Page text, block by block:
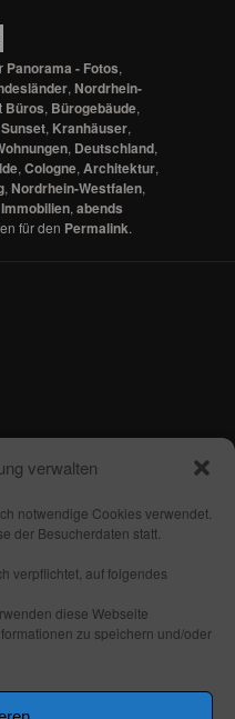
verwalten
notwendige Cookies verwendet.
der Besucherdaten statt.
verpflichtet, auf folgendes
diese Webseite
zu speichern und/oder
Panorama - Fotos,
, Nordrhein-
Büros, Bürogebäude,
Sunset, Kranhäuser,
, Deutschland,
,Cologne, Architektur,
, Nordrhein-Westfalen,
Immobilien,abends
für den Permalink.